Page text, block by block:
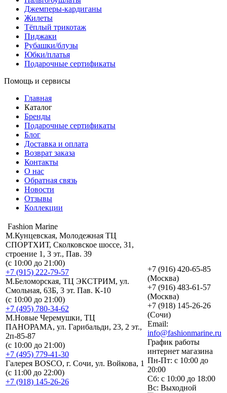
Джемперы-кардиганы
Жилеты
Тёплый трикотаж
Пиджаки
Рубашки/блузы
Юбки/платья
Подарочные сертификаты
Помощь и сервисы
Главная
Каталог
Бренды
Подарочные сертификаты
Блог
Доставка и оплата
Возврат заказа
Контакты
О нас
Обратная связь
Новости
Отзывы
Коллекции
Fashion Marine
М.Кунцевская, Молодежная ТЦ
СПОРТХИТ, Сколковское шоссе, 31,
строение 1, 3 эт., Пав. 39
(с 10:00 до 21:00)
+7 (915) 222-79-57
М.Беломорская, ТЦ ЭКСТРИМ, ул.
Смольная, 63Б, 3 эт. Пав. К-10
(с 10:00 до 21:00)
+7 (495) 780-34-62
М.Новые Черемушки, ТЦ
ПАНОРАМА, ул. Гарибальди, 23, 2 эт.,
2п-85-87
(с 10:00 до 21:00)
+7 (495) 779-41-30
Галерея BOSCO, г. Сочи, ул. Войкова, 1
(с 11:00 до 22:00)
+7 (918) 145-26-26
+7 (916) 420-65-85
(Москва)
+7 (916) 483-61-57
(Москва)
+7 (918) 145-26-26
(Сочи)
Email:
info@fashionmarine.ru
График работы
интернет магазина
Пн-Пт: с 10:00 до
20:00
Сб: с 10:00 до 18:00
Вс: Выходной